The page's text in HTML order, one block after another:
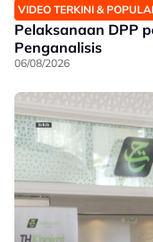
VIDEO TERKINI &
Pelaksanaan DPP
Penganalisis
06/08/2026